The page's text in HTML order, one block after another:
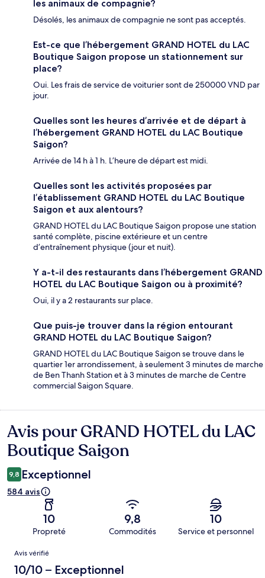
les animaux de compagnie?
Désolés, les animaux de compagnie ne sont pas acceptés.
Est-ce que l’hébergement GRAND HOTEL du LAC
Boutique Saigon propose un stationnement sur
place?
Oui. Les frais de service de voiturier sont de 250000 VND par
jour.
Quelles sont les heures d’arrivée et de départ à
l’hébergement GRAND HOTEL du LAC Boutique
Saigon?
Arrivée de 14 h à 1 h. L’heure de départ est midi.
Quelles sont les activités proposées par
l’établissement GRAND HOTEL du LAC Boutique
Saigon et aux alentours?
GRAND HOTEL du LAC Boutique Saigon propose une station
santé complète, piscine extérieure et un centre
d’entraînement physique (jour et nuit).
Y a-t-il des restaurants dans l’hébergement GRAND
HOTEL du LAC Boutique Saigon ou à proximité?
Oui, il y a 2 restaurants sur place.
Que puis-je trouver dans la région entourant
GRAND HOTEL du LAC Boutique Saigon?
GRAND HOTEL du LAC Boutique Saigon se trouve dans le
quartier 1er arrondissement, à seulement 3 minutes de marche
de Ben Thanh Station et à 3 minutes de marche de Centre
commercial Saigon Square.
Avis
Avis pour GRAND HOTEL du LAC
Boutique Saigon
9,8 Exceptionnel
584 avis
10
Propreté
9,8
Commodités
10
Service et personnel
Avis
Avis vérifié
10/10 – Exceptionnel